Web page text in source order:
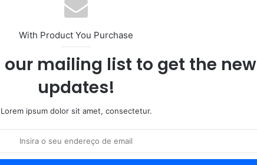
With Product You Purchase
our mailing list to get the new
updates!
Lorem ipsum dolor sit amet, consectetur.